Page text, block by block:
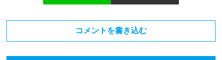
コメントを書き込む